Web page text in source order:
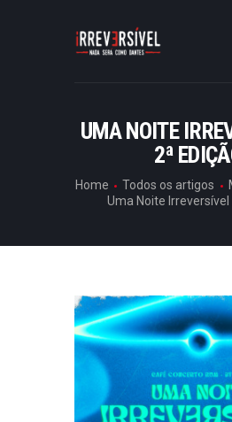
UMA NOITE
2ª
Home Todos os artigos
Uma Noite Irreversível
HOME
ENTREVISTAS
ARTIGOS